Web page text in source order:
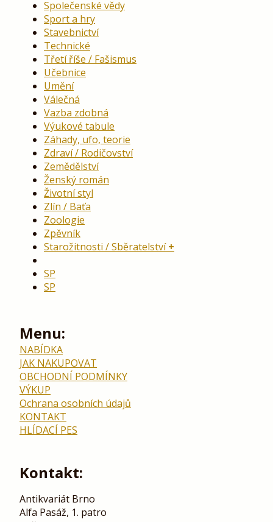
Společenské vědy
Sport a hry
Stavebnictví
Technické
Třetí říše / Fašismus
Učebnice
Umění
Válečná
Vazba zdobná
Výukové tabule
Záhady, ufo, teorie
Zdraví / Rodičovství
Zemědělství
Ženský román
Životní styl
Zlín / Baťa
Zoologie
Zpěvník
Starožitnosti / Sběratelství
SP
SP
Menu:
NABÍDKA
JAK NAKUPOVAT
OBCHODNÍ PODMÍNKY
VÝKUP
Ochrana osobních údajů
KONTAKT
HLÍDACÍ PES
Kontakt:
Antikvariát Brno
Alfa Pasáž, 1. patro